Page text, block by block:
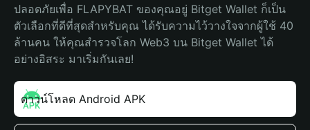
ปลอดภัยเพื่อ FLAPYBAT ของคุณอยู่ Bitget Wallet ก็เป็น
ตัวเลือกที่ดีที่สุดสำหรับคุณ ได้รับความไว้วางใจจากผู้ใช้ 40
ล้านคน ให้คุณสำรวจโลก Web3 บน Bitget Wallet ได้
อย่างอิสระ มาเริ่มกันเลย!
ดาวน์โหลด Android APK